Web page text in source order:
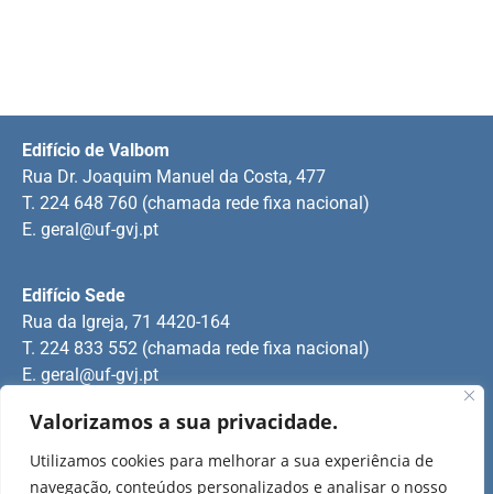
Valorizamos a sua privacidade.
Utilizamos cookies para melhorar a sua experiência de
navegação, conteúdos personalizados e analisar o nosso
Rua Manuel Pinto Martins
Edifício Sede
Rua da Igreja, 71 4420-164
T. 224 833 552 (chamada rede fixa nacional)
E. geral@uf-gvj.pt
Edifício de Valbom
Rua Dr. Joaquim Manuel da Costa, 477
T. 224 648 760 (chamada rede fixa nacional)
E. geral@uf-gvj.pt